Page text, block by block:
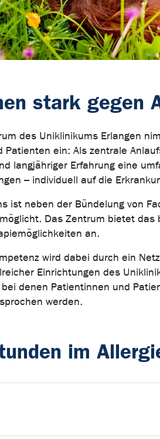
stark gegen
des Uniklinikums Erlangen
Patienten ein: Als zentrale
langjähriger Erfahrung eine
– individuell auf die
ist neben der Bündelung von
Das Zentrum bietet
an.
wird dabei durch ein
Einrichtungen des
denen Patientinnen und
werden.
im